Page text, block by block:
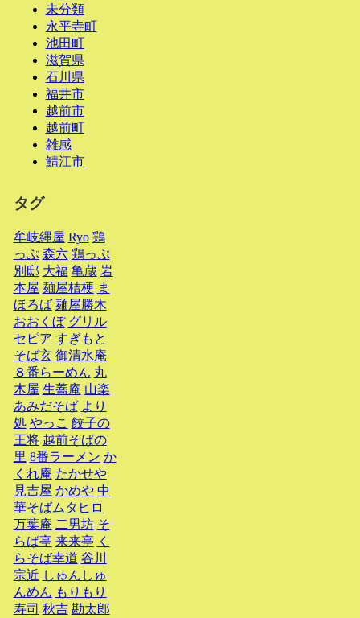
未分類
永平寺町
池田町
滋賀県
石川県
福井市
越前市
越前町
雑感
鯖江市
タグ
牟岐縄屋 Ryo 鶏
っぷ 森六 鶏っぷ
別邸 大福 亀蔵 岩
本屋 麺屋桔梗 ま
ほろば 麺屋勝木
おおくぼ グリル
セピア すぎもと
そば玄 御清水庵
８番らーめん 丸
木屋 生蕎庵 山楽
あみだそば より
処 やっこ 餃子の
王将 越前そばの
里 8番ラーメン か
くれ庵 たかせや
見吉屋 かめや 中
華そばムタヒロ
万葉庵 二男坊 そ
らば亭 来来亭 く
らそば幸道 谷川
宗近 しゅんしゅ
んめん もりもり
寿司 秋吉 勘太郎